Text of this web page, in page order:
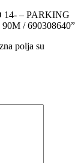
14- – PARKING
/ 690308640”
polja su